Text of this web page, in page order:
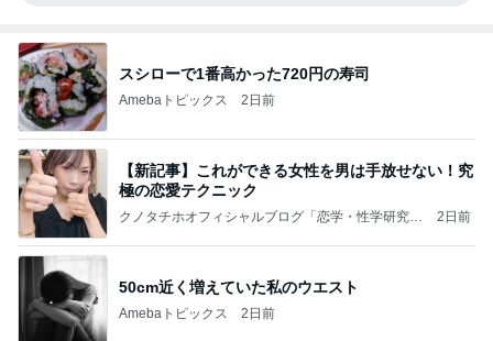
スシローで1番高かった720円の寿司
Amebaトピックス 2日前
【新記事】これができる女性を男は手放せない！究
極の恋愛テクニック
クノタチホオフィシャルブログ「恋学・性学研究
2日前
50cm近く増えていた私のウエスト
Amebaトピックス 2日前